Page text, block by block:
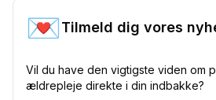
💌Tilmeld dig vores
Vil du have den vigtigste viden om
ældrepleje direkte i din indbakke?